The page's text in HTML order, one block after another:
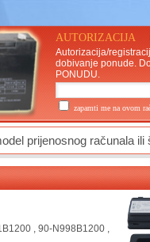
AUTORIZACIJA
Autorizacija/
dobivanje ponude.
PONUDU.
zapamti me na
, 90-N998B1200 ,